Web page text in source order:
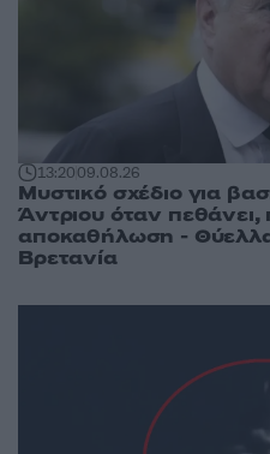
13:2009.08.26
Μυστικό σχέδιο για
Άντριου όταν πεθάνει,
αποκαθήλωση -
Βρετανία